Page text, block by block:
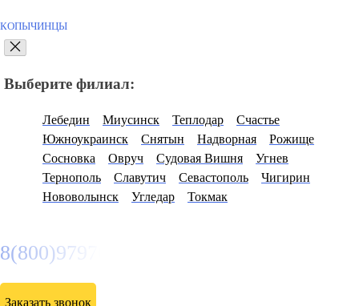
КОПЫЧИНЦЫ
Выберите филиал:
Лебедин Миусинск Теплодар
Счастье
Южноукраинск
Снятын Надворная
Рожище
Сосновка
Овруч Судовая Вишня
Угнев
Тернополь
Славутич Севастополь
Чигирин
Нововолынск
Угледар Токмак
8(800)9797043
Заказать звонок